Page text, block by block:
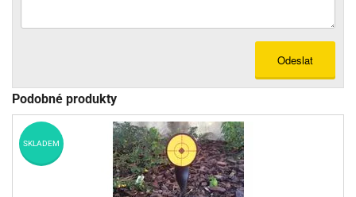
Odeslat
Podobné produkty
SKLADEM